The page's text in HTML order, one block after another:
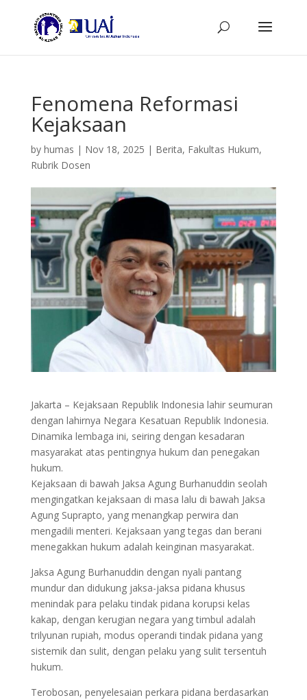
Fenomena Reformasi
Kejaksaan
by humas | Nov 18, 2025 | Berita, Fakultas Hukum,
Rubrik Dosen
Jakarta – Kejaksaan Republik Indonesia lahir seumuran
dengan lahirnya Negara Kesatuan Republik Indonesia.
Dinamika lembaga ini, seiring dengan kesadaran
masyarakat atas pentingnya hukum dan penegakan
hukum.
Kejaksaan di bawah Jaksa Agung Burhanuddin seolah
mengingatkan kejaksaan di masa lalu di bawah Jaksa
Agung Suprapto, yang menangkap perwira dan
mengadili menteri. Kejaksaan yang tegas dan berani
menegakkan hukum adalah keinginan masyarakat.
Jaksa Agung Burhanuddin dengan nyali pantang
mundur dan didukung jaksa-jaksa pidana khusus
menindak para pelaku tindak pidana korupsi kelas
kakap, dengan kerugian negara yang timbul adalah
trilyunan rupiah, modus operandi tindak pidana yang
sistemik dan sulit, dengan pelaku yang sulit tersentuh
hukum.
Terobosan, penyelesaian perkara pidana berdasarkan